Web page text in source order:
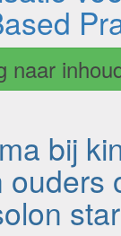
naar
bij
ouders